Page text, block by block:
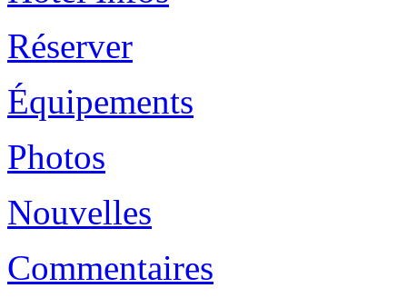
Réserver
Équipements
Photos
Nouvelles
Commentaires